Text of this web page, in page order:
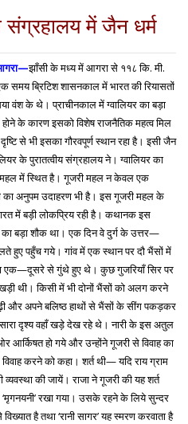
संग्रहालय में जैन धर्म
झाँसी के मध्य में आगरा से ११८ कि. मी.
समय ब्रिटिश शासनकाल में भारत की रियासतों
के थे। प्राचीनकाल में ग्वालियर का बड़ा
होने के कारण इसको विशेष राजनैतिक महत्व मिल
से भी इसका गौरवपूर्ण स्थान रहा है। इसी जैन
के पुरातत्वीय संग्रहालय ने। ग्वालियर का
महल में स्थित है। गूजरी महल न केवल एक
का अनुपम उदाहरण भी है। इस गूजरी महल के
में बड़ी लोकप्रिय रही है। कथानक इस
बड़ा शौक था। एक दिन वे दुर्ग के उत्तर—
हुए पहुँच गये। गांव में एक स्थान पर दौ भैंसों में
एक—दूसरे से गुंथे हुए थे। कुछ गुजरियाँ सिर पर
खड़ी थी। किसी में भी दोनों भैंसों को अलग करने
और अपने बलिष्ठ हाथों से भैंसों के सींग पकड़कर
दृश्य वहाँ खड़े देख रहे थे। नारी के इस अतुल
आर्किषत हो गये और उन्होंने गूजरी से विवाह का
करने को कहा। शर्त थी— यदि राय ग्राम
की जायें। राजा ने गूजरी की यह शर्त
रखा गया।उसके रहने के लिये सुन्दर
है तथा ‘रानी सागर’ यह स्मरण करवाता है